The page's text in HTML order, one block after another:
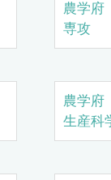
農学
専攻
農学
生産科